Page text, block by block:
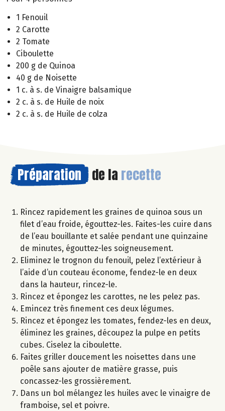
1 Fenouil
2 Carotte
2 Tomate
Ciboulette
200 g de Quinoa
40 g de Noisette
1 c. à s. de Vinaigre balsamique
2 c. à s. de Huile de noix
2 c. à s. de Huile de colza
Préparation de la recette
Rincez rapidement les graines de quinoa sous un
filet d’eau froide, égouttez-les. Faites-les cuire dans
de l’eau bouillante et salée pendant une quinzaine
de minutes, égouttez-les soigneusement.
Eliminez le trognon du fenouil, pelez l’extérieur à
l’aide d’un couteau économe, fendez-le en deux
dans la hauteur, rincez-le.
Rincez et épongez les carottes, ne les pelez pas.
Emincez très finement ces deux légumes.
Rincez et épongez les tomates, fendez-les en deux,
éliminez les graines, découpez la pulpe en petits
cubes. Ciselez la ciboulette.
Faites griller doucement les noisettes dans une
poêle sans ajouter de matière grasse, puis
concassez-les grossièrement.
Dans un bol mélangez les huiles avec le vinaigre de
framboise, sel et poivre.